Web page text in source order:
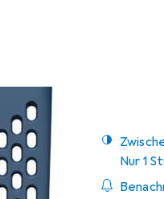
Nur 1